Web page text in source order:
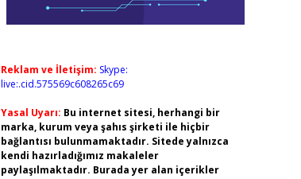
Reklam ve İletişim: Skype:
live:.cid.575569c608265c69
Yasal Uyarı: Bu internet sitesi, herhangi bir
marka, kurum veya şahıs şirketi ile hiçbir
bağlantısı bulunmamaktadır. Sitede yalnızca
kendi hazırladığımız makaleler
paylaşılmaktadır. Burada yer alan içerikler